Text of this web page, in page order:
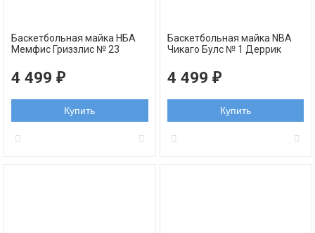
Баскетбольная майка НБА
Мемфис Гриззлис № 23
swingman
4 499 ₽
Купить
Баскетбольная майка NBA
Чикаго Булс № 1 Деррик
REV30
4 499 ₽
Купить